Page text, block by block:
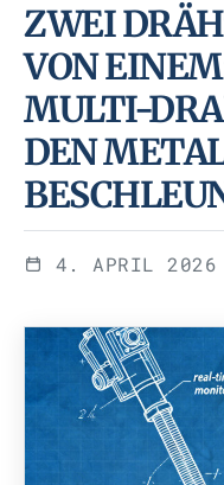
ZWEI
VON
MULTI-
DEN
4. APRIL 2026